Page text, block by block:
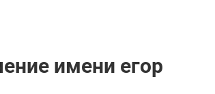
имени егор